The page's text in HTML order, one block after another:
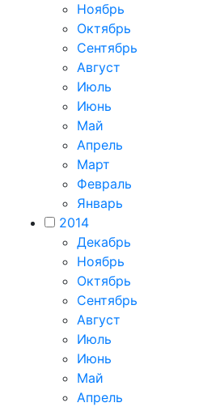
Ноябрь
Октябрь
Сентябрь
Август
Июль
Июнь
Май
Апрель
Март
Февраль
Январь
2014
Декабрь
Ноябрь
Октябрь
Сентябрь
Август
Июль
Июнь
Май
Апрель